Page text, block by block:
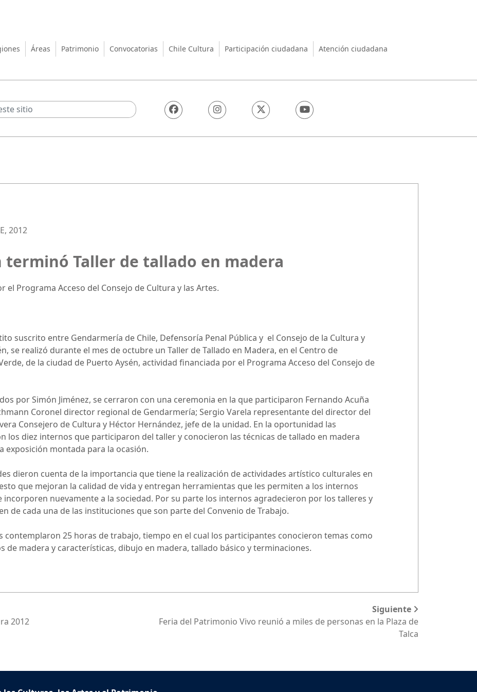
las Artes y el Patrimonio
Áreas Patrimonio Convocatorias Chile Cultura Participación ciudadana Atención ciudadana
2012
terminó Taller de tallado en madera
el Programa Acceso del Consejo de Cultura y las Artes.
suscrito entre Gendarmería de Chile, Defensoría Penal Pública y el Consejo de la Cultura y
se realizó durante el mes de octubre un Taller de Tallado en Madera, en el Centro de
de la ciudad de Puerto Aysén, actividad financiada por el Programa Acceso del Consejo de
por Simón Jiménez, se cerraron con una ceremonia en la que participaron Fernando Acuña
Coronel director regional de Gendarmería; Sergio Varela representante del director del
Consejero de Cultura y Héctor Hernández, jefe de la unidad. En la oportunidad las
los diez internos que participaron del taller y conocieron las técnicas de tallado en madera
exposición montada para la ocasión.
dieron cuenta de la importancia que tiene la realización de actividades artístico culturales en
que mejoran la calidad de vida y entregan herramientas que les permiten a los internos
incorporen nuevamente a la sociedad. Por su parte los internos agradecieron por los talleres y
de cada una de las instituciones que son parte del Convenio de Trabajo.
contemplaron 25 horas de trabajo, tiempo en el cual los participantes conocieron temas como
de madera y características, dibujo en madera, tallado básico y terminaciones.
2012
Siguiente
Feria del Patrimonio Vivo reunió a miles de personas en la Plaza de
Talca